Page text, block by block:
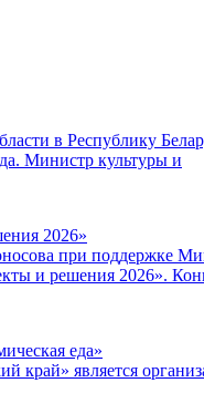
в Республику
Министр культуры и
2026»
при поддержке
и решения 2026».
еда»
край» является